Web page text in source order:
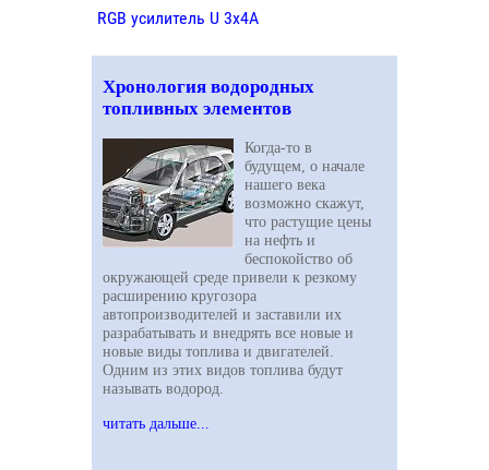
RGB усилитель U 3х4A
Хронология водородных
топливных элементов
Когда-то в
будущем, о начале
нашего века
возможно скажут,
что растущие цены
на нефть и
беспокойство об
окружающей среде привели к резкому
расширению кругозора
автопроизводителей и заставили их
разрабатывать и внедрять все новые и
новые виды топлива и двигателей.
Одним из этих видов топлива будут
называть водород.
читать дальше...